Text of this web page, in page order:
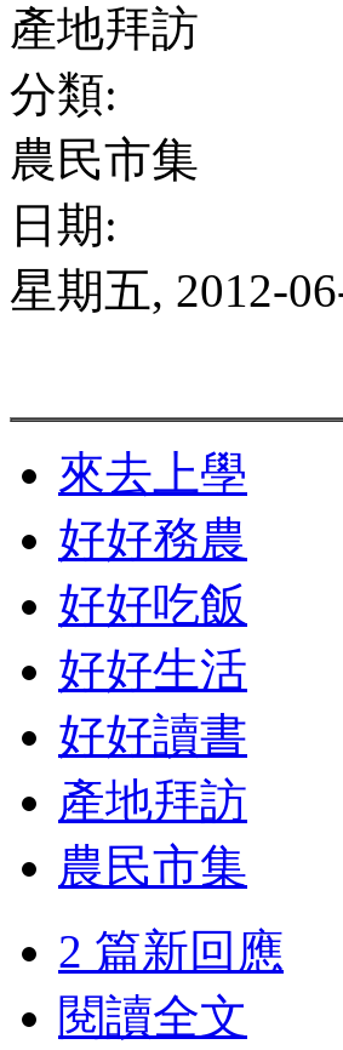
產地拜訪
分類:
農民市集
日期:
星期五, 2012-
來去上學
好好務農
好好吃飯
好好生活
好好讀書
產地拜訪
農民市集
2 篇新回應
閱讀全文